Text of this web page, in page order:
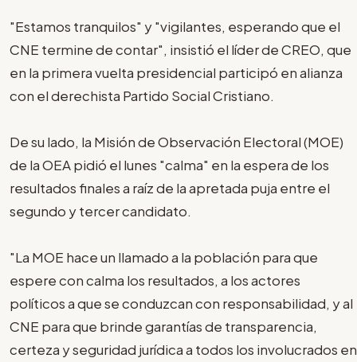
"Estamos tranquilos" y "vigilantes, esperando que el
CNE termine de contar", insistió el líder de CREO, que
en la primera vuelta presidencial participó en alianza
con el derechista Partido Social Cristiano.
De su lado, la Misión de Observación Electoral (MOE)
de la OEA pidió el lunes "calma" en la espera de los
resultados finales a raíz de la apretada puja entre el
segundo y tercer candidato.
"La MOE hace un llamado a la población para que
espere con calma los resultados, a los actores
políticos a que se conduzcan con responsabilidad, y al
CNE para que brinde garantías de transparencia,
certeza y seguridad jurídica a todos los involucrados en